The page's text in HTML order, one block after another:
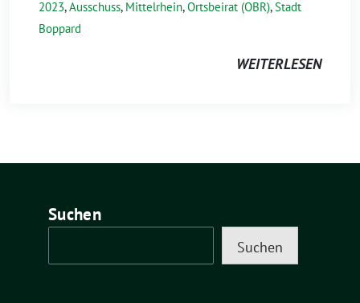
2023,Ausschuss, Mittelrhein,Ortsbeirat (OBR),Stadt
Boppard
WEITERLESEN
Suchen
Suchen